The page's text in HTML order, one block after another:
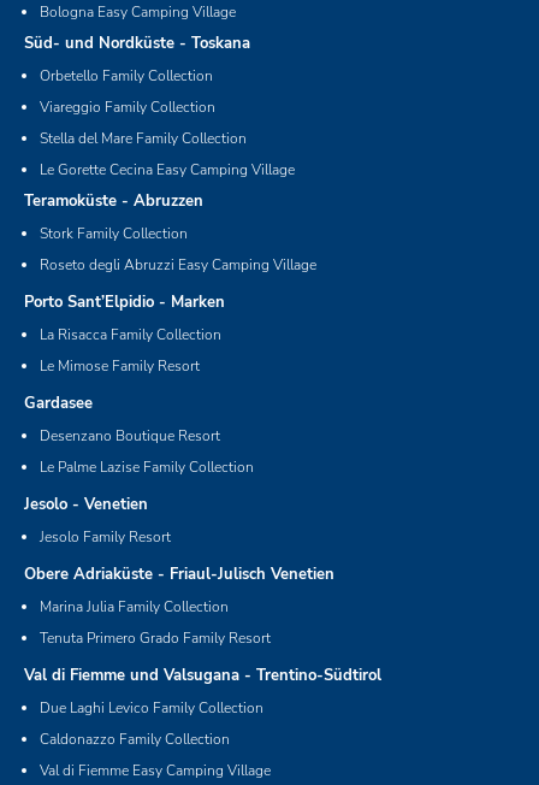
Bologna Easy Camping Village
Süd- und Nordküste - Toskana
Orbetello Family Collection
Viareggio Family Collection
Stella del Mare Family Collection
Le Gorette Cecina Easy Camping Village
Teramoküste - Abruzzen
Stork Family Collection
Roseto degli Abruzzi Easy Camping Village
Porto Sant’Elpidio - Marken
La Risacca Family Collection
Le Mimose Family Resort
Gardasee
Desenzano Boutique Resort
Le Palme Lazise Family Collection
Jesolo - Venetien
Jesolo Family Resort
Obere Adriaküste - Friaul-Julisch Venetien
Marina Julia Family Collection
Tenuta Primero Grado Family Resort
Val di Fiemme und Valsugana - Trentino-Südtirol
Due Laghi Levico Family Collection
Caldonazzo Family Collection
Val di Fiemme Easy Camping Village